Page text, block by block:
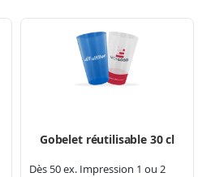
Gobelet réutilisable 30 cl
Dès 50 ex. Impression 1 ou 2